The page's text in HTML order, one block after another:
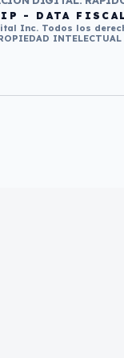
- DATA FISCAL
Inc. Todos los
INTELECTUAL